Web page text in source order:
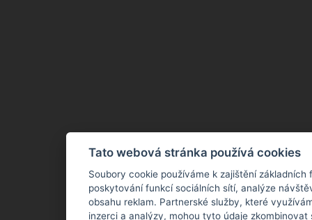
Tato webová stránka používá cookies
Soubory cookie používáme k zajištění základních
poskytování funkcí sociálních sítí, analýze
obsahu reklam. Partnerské služby, které
inzerci a analýzy, mohou tyto údaje zkombinovat